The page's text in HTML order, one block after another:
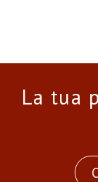
La tua